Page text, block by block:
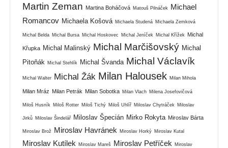
Martin Zeman Martina Boháčová Matouš Pilnáček
Michael
Romancov Michaela Košová Michaela Studená Michaela Zemková
Michal Belda Michal Bursa Michal Hoskovec Michal Jeníček Michal Křížek Michal
Křupka Michal Malinský Michal Marčišovský Michal
Pitoňák
Michal Stehlík Michal Švanda Michal Václavík
Michal Walter Michal Žák Milan Halousek Milan Mihola
Milan Mráz Milan Petrák Milan Sobotka Milan Vlach Milena Josefovičová
Miloš Husník Miloš Rotter Miloš Tichý Miloš Uhlíř Miloslav Chytráček Miloslav
Jirků Miloslav Šindelář Miloslav Špecián Mirko Rokyta Miroslav Bárta
Miroslav Brož Miroslav Havránek Miroslav Horký Miroslav Kutal
Miroslav Kutílek Miroslav Mareš Miroslav Petříček Miroslav